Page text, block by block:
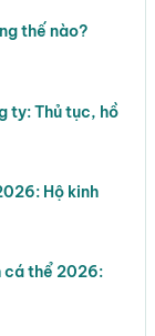
thế nào?
ty: Thủ tục, hồ
Hộ kinh
cá thể 2026: